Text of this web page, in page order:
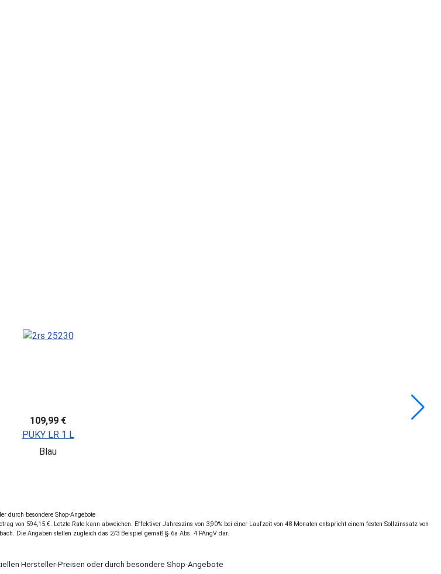
109,99 €
PUKY LR 1 L
Blau
durch besondere Shop-Angebote
von 594,15 €. Letzte Rate kann abweichen. Effektiver Jahreszins von 3,90% bei einer Laufzeit von 48 Monaten entspricht einem festen Sollzinssatz von
Die Angaben stellen zugleich das 2/3 Beispiel gemäß § 6a Abs. 4 PAngV dar.
Hersteller-Preisen oder durch besondere Shop-Angebote